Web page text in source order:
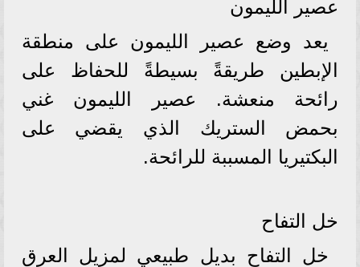
عصير الليمون
يعد وضع عصير الليمون على منطقة
الإبطين طريقةً بسيطةً للحفاظ على
رائحة منعشة. عصير الليمون غني
بحمض الستريك الذي يقضي على
البكتيريا المسببة للرائحة.
خل التفاح
خل التفاح بديل طبيعي لمزيل العرق